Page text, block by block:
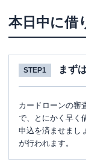
本日中に借
STEP1 まず
カードローンの審
で、とにかく早く
申込を済ませまし
が行われます。